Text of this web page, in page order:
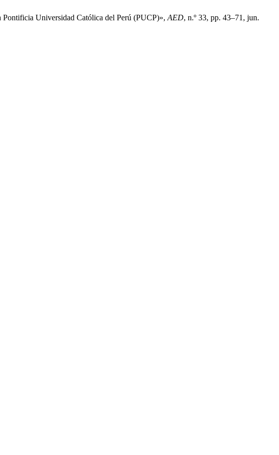
Pontificia Universidad Católica del Perú (PUCP)», AED, n.º 33, pp. 43–71, jun.